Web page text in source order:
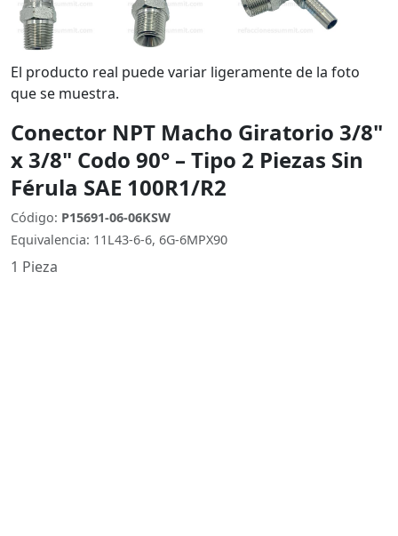
El producto real puede variar ligeramente de la foto
que se muestra.
Conector NPT Macho Giratorio 3/8"
x 3/8" Codo 90° – Tipo 2 Piezas Sin
Férula SAE 100R1/R2
Código: P15691-06-06KSW
Equivalencia: 11L43-6-6, 6G-6MPX90
1 Pieza